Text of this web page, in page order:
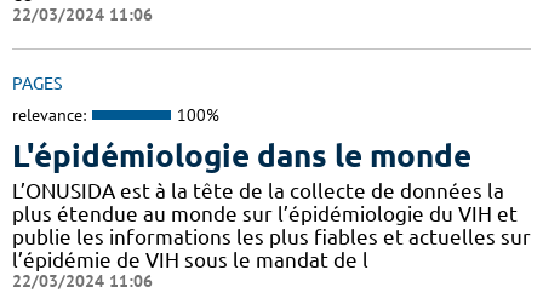
22/03/2024 11:06
PAGES
relevance: 100%
L'épidémiologie dans le monde
L’ONUSIDA est à la tête de la collecte de données la
plus étendue au monde sur l’épidémiologie du VIH et
publie les informations les plus fiables et actuelles sur
l’épidémie de VIH sous le mandat de l
22/03/2024 11:06